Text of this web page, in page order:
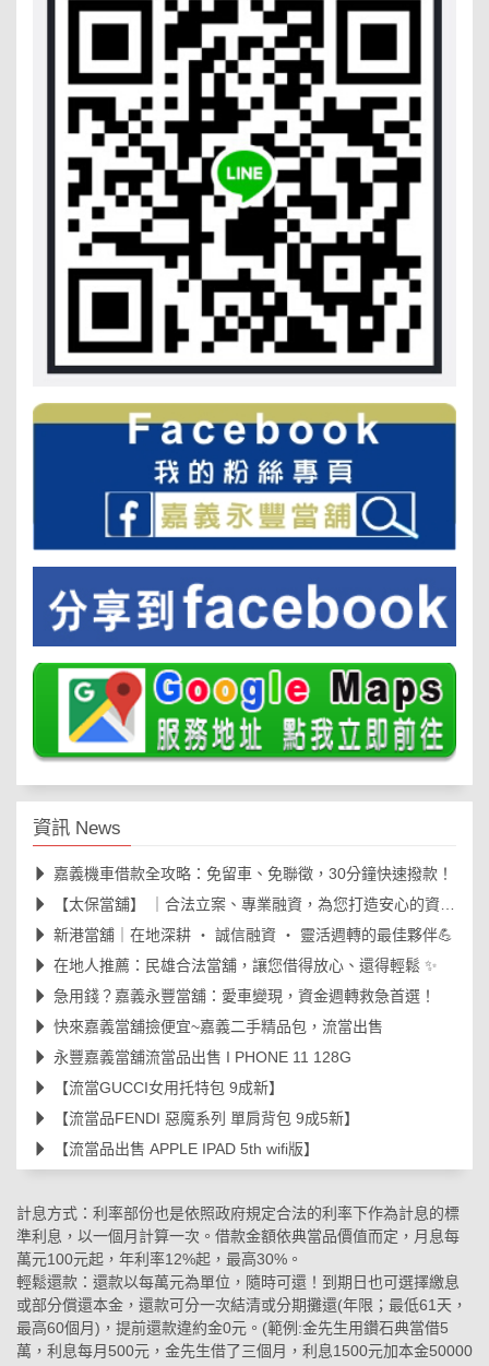
資訊 News
嘉義機車借款全攻略：免留車、免聯徵，30分鐘快速撥款！
【太保當舖】 ｜合法立案、專業融資，為您打造安心的資金周轉後盾🛡️
新港當舖｜在地深耕 ‧ 誠信融資 ‧ 靈活週轉的最佳夥伴💪
在地人推薦：民雄合法當舖，讓您借得放心、還得輕鬆 ✨
急用錢？嘉義永豐當舖：愛車變現，資金週轉救急首選！
快來嘉義當舖撿便宜~嘉義二手精品包，流當出售
永豐嘉義當舖流當品出售 I PHONE 11 128G
【流當GUCCI女用托特包 9成新】
【流當品FENDI 惡魔系列 單肩背包 9成5新】
【流當品出售 APPLE IPAD 5th wifi版】
計息方式：利率部份也是依照政府規定合法的利率下作為計息的標
準利息，以一個月計算一次。借款金額依典當品價值而定，月息每
萬元100元起，年利率12%起，最高30%。
輕鬆還款：還款以每萬元為單位，隨時可還！到期日也可選擇繳息
或部分償還本金，還款可分一次結清或分期攤還(年限；最低61天，
最高60個月)，提前還款違約金0元。(範例:金先生用鑽石典當借5
萬，利息每月500元，金先生借了三個月，利息1500元加本金50000